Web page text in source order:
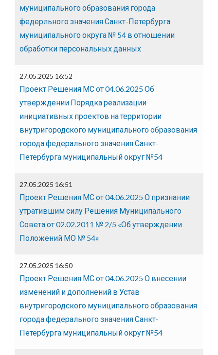
муниципального образования города
федерльного значения Санкт-Петербурга
муниципального округа № 54 в отношении
обработки персональных данных
27.05.2025 16:52
Проект Решения МС от 04.06.2025 Об
утверждении Порядка реализации
инициативных проектов на территории
внутригородского муниципального образования
города федерального значения Санкт-
Петербурга муниципальный округ №54
27.05.2025 16:51
Проект Решения МС от 04.06.2025 О признании
утратившим силу Решения Муниципального
Совета от 02.02.2011 № 2/5 «Об утверждении
Положений МО № 54»
27.05.2025 16:50
Проект Решения МС от 04.06.2025 О внесении
изменений и дополнений в Устав
внутригородского муниципального образования
города федерального значения Санкт-
Петербурга муниципальный округ №54